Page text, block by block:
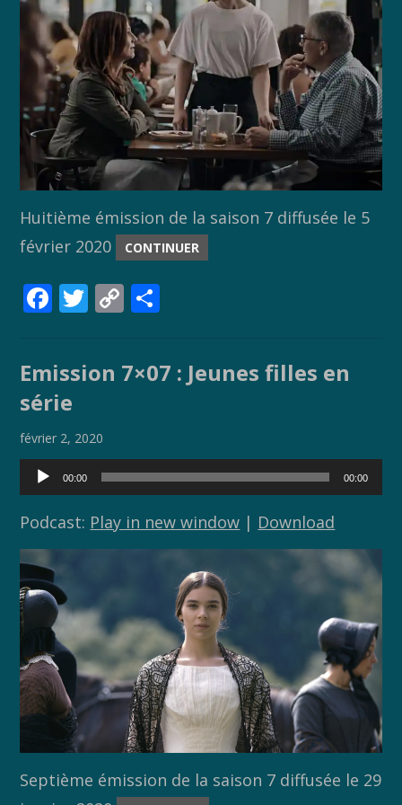
Huitième émission de la saison 7 diffusée le 5
février 2020
CONTINUER
F
e
b
o
o
k
T
er
C
y
k
g
Emission 7×07 : Jeunes filles en
série
février 2, 2020
Lecteur
audio
00:00 00:00
Podcast: Play in new window | Download
Septième émission de la saison 7 diffusée le 29